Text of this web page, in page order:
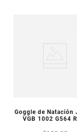
VISTA
Goggle de Natación
VGB 1002 G564